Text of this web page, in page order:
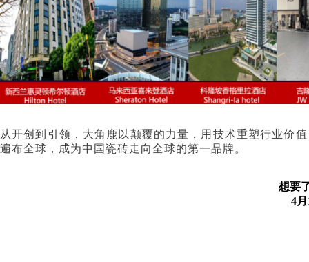
从开创到引领，大角鹿以颠覆的力量，用技术重塑行业价
遍布全球，成为中国瓷砖走向全球的第一品牌。
想要
4